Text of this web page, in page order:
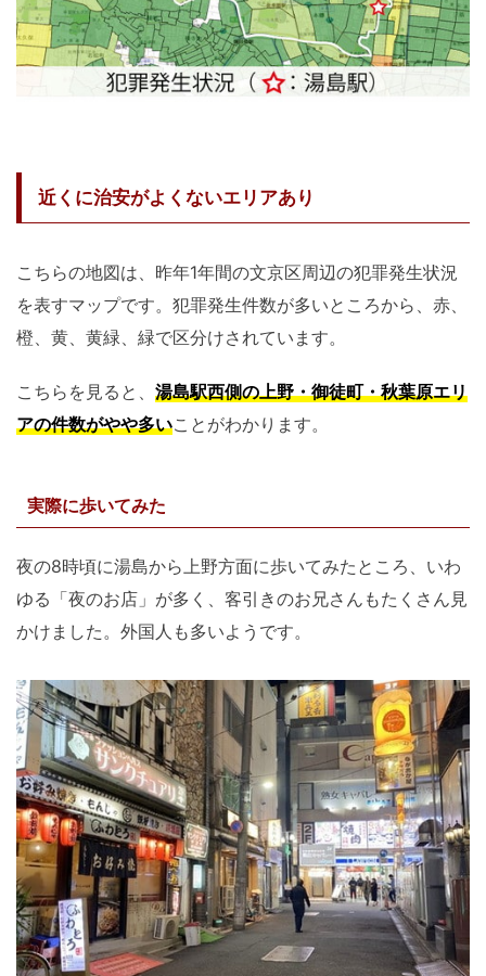
近くに治安がよくないエリアあり
こちらの地図は、昨年1年間の文京区周辺の犯罪発生状況
を表すマップです。犯罪発生件数が多いところから、赤、
橙、黄、黄緑、緑で区分けされています。
こちらを見ると、 湯島駅西側の上野・御徒町・秋葉原エリ
アの件数がやや多いことがわかります。
実際に歩いてみた
夜の8時頃に湯島から上野方面に歩いてみたところ、いわ
ゆる「夜のお店」が多く、客引きのお兄さんもたくさん見
かけました。外国人も多いようです。